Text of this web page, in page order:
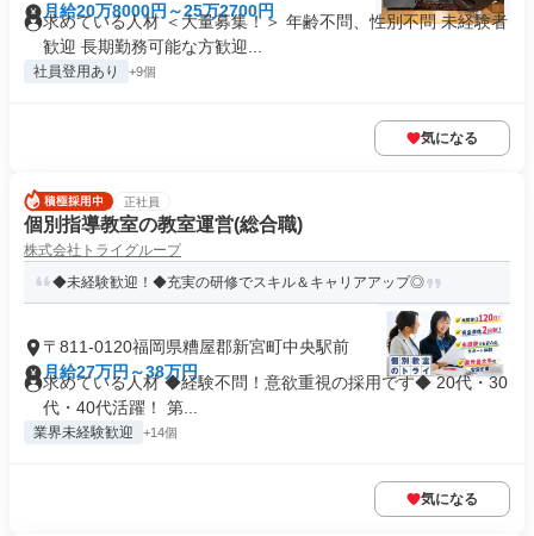
月給20万8000円～25万2700円
求めている人材 ＜大量募集！＞ 年齢不問、性別不問 未経験者
歓迎 長期勤務可能な方歓迎...
社員登用あり +9個
気になる
正社員
個別指導教室の教室運営(総合職)
株式会社トライグループ
◆未経験歓迎！◆充実の研修でスキル＆キャリアアップ◎
〒811-0120福岡県糟屋郡新宮町中央駅前
月給27万円～38万円
求めている人材 ◆経験不問！意欲重視の採用です◆ 20代・30
代・40代活躍！ 第...
業界未経験歓迎 +14個
気になる